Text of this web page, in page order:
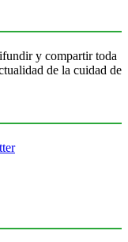
y compartir toda
de la cuidad de